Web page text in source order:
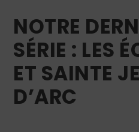
NOTRE
SÉRIE : LES
ET SAINTE
D’ARC